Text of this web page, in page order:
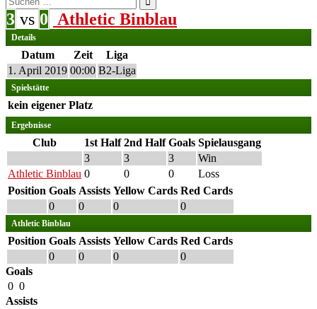
nach:
3 vs 0 Athletic Binblau
Details
Datum Zeit
Liga
1. April 2019 00:00 B2-Liga
Spielstätte
kein eigener Platz
Ergebnisse
Club 1st Half 2nd Half Goals Spielausgang
3
3 3
Win
Athletic Binblau 0 0 0
Loss
Position Goals Assists Yellow Cards Red Cards
0
0 0 0
Athletic Binblau
Position Goals Assists Yellow Cards Red Cards
0
0 0
0
Goals
0 0
Assists